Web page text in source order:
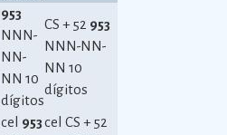
953
NNN-
NN-
NN 10
dígitos
CS + 52 953
NNN-NN-
NN 10
dígitos
cel 953cel CS + 52